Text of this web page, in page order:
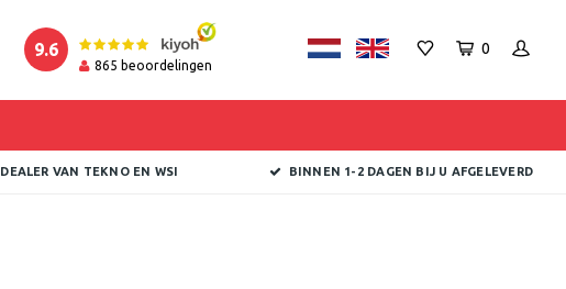
9.6
865 beoordelingen
0
DEALER VAN TEKNO EN WSI BINNEN 1-2 DAGEN BIJ U AFGELEVERD